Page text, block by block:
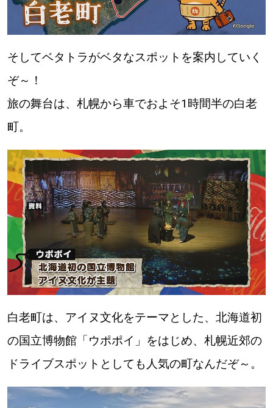
プライバシーポリシー
閉じる
そしてベタトラがベタなスポットを案内していく
ぞ～！
旅の舞台は、札幌から車でおよそ1時間半の白老
町。
白老町は、アイヌ文化をテーマとした、北海道初
の国立博物館「ウポポイ」をはじめ、札幌近郊の
ドライブスポットとしても人気の町なんだぞ～。